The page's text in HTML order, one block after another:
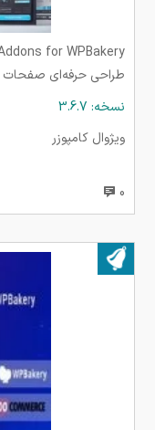
طراحی حرفه‌ای صفحات
نسخه: 3.6.7
ویژوال کامپوزر
0